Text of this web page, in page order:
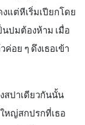
แต่หีเริ่มเปียกโดย
ปมต้องห้าม เมื่อ
อย ๆ ดึงเธอเข้า
สปาเดียวกันนั้น
หญ่สกปรกที่เธอ